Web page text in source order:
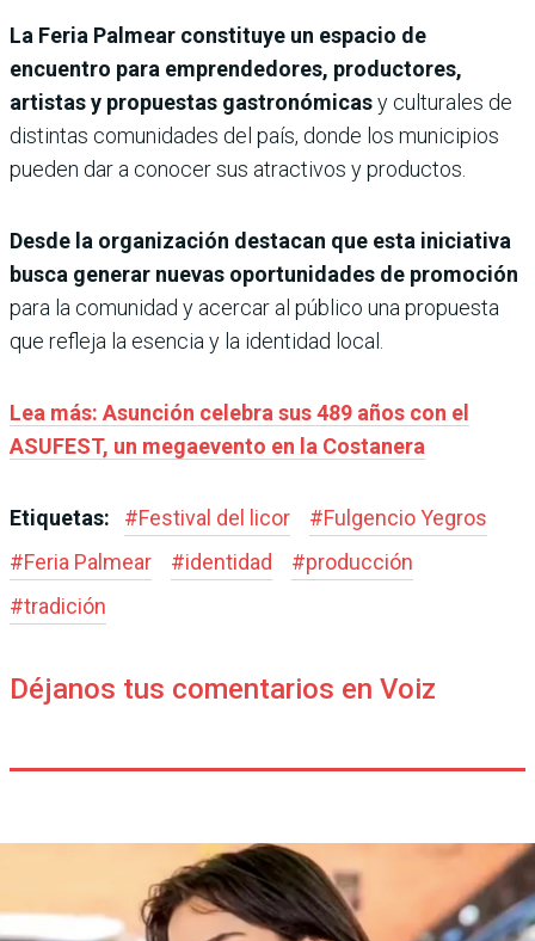
La Feria Palmear constituye un espacio de
encuentro para emprendedores, productores,
artistas y propuestas gastronómicasy culturales de
distintas comunidades del país, donde los municipios
pueden dar a conocer sus atractivos y productos.
Desde la organización destacan que esta iniciativa
busca generar nuevas oportunidades de promoción
para la comunidad y acercar al público una propuesta
que refleja la esencia y la identidad local.
Lea más: Asunción celebra sus 489 años con el
ASUFEST, un megaevento en la Costanera
Etiquetas: #Festival del licor #Fulgencio Yegros
#Feria Palmear #identidad #producción
#tradición
Déjanos tus comentarios en Voiz